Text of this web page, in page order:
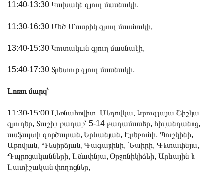
11:40-13:30 Կախակն գյուղ մասնակի,
11:30-16:30 Մեծ Մասրիկ գյուղ մասնակի,
13:40-15:30 Կուտական գյուղ մասնակի,
15:40-17:30 Տրետուք գյուղ մասնակի,
Լոռու մարզ՝
11:30-15:00 Լեռնահովիտ, Մեդովկա, Կրուգլայա Շիշկա
գյուղեր, Տաշիր քաղաք՝ 5-14 թաղամասեր, հիվանդանոց,
ասֆալտի գործարան, Երևանյան, Էրեբունի, Պուշկինի,
Աբովյան, Դեմիրճյան, Գագարինի, Նաիրի, Գետափնյա,
Դպրոցականների, Լճափնյա, Օրջոնիկիձեի, Արևային և
Լատիշական փողոցներ,